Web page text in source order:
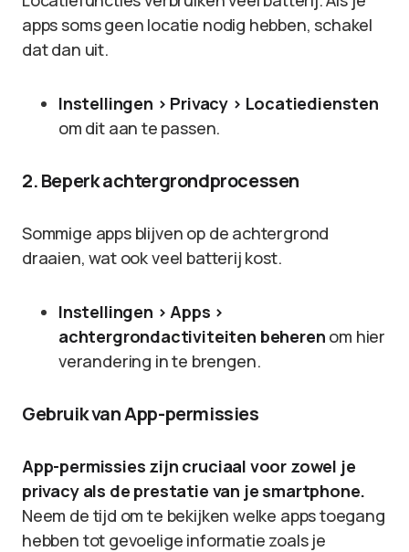
apps soms geen locatie nodig hebben, schakel
dat dan uit.
Instellingen > Privacy > Locatiediensten
om dit aan te passen.
2. Beperk achtergrondprocessen
Sommige apps blijven op de achtergrond
draaien, wat ook veel batterij kost.
Instellingen > Apps >
achtergrondactiviteiten beheren om hier
verandering in te brengen.
Gebruik van App-permissies
App-permissies zijn cruciaal voor zowel je
privacy als de prestatie van je smartphone.
Neem de tijd om te bekijken welke apps toegang
hebben tot gevoelige informatie zoals je